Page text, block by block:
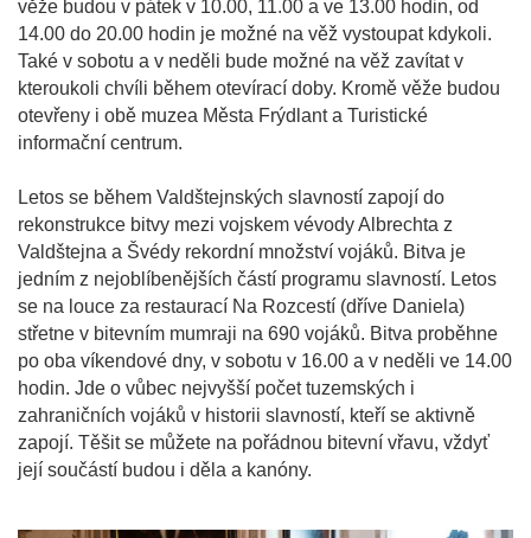
věže budou v pátek v 10.00, 11.00 a ve 13.00 hodin, od
14.00 do 20.00 hodin je možné na věž vystoupat kdykoli.
Také v sobotu a v neděli bude možné na věž zavítat v
kteroukoli chvíli během otevírací doby. Kromě věže budou
otevřeny i obě muzea Města Frýdlant a Turistické
informační centrum.
Letos se během Valdštejnských slavností zapojí do
rekonstrukce bitvy mezi vojskem vévody Albrechta z
Valdštejna a Švédy rekordní množství vojáků. Bitva je
jedním z nejoblíbenějších částí programu slavností. Letos
se na louce za restaurací Na Rozcestí (dříve Daniela)
střetne v bitevním mumraji na 690 vojáků. Bitva proběhne
po oba víkendové dny, v sobotu v 16.00 a v neděli ve 14.00
hodin. Jde o vůbec nejvyšší počet tuzemských i
zahraničních vojáků v historii slavností, kteří se aktivně
zapojí. Těšit se můžete na pořádnou bitevní vřavu, vždyť
její součástí budou i děla a kanóny.